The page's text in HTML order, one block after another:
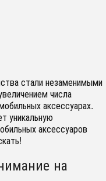
стали незаменимыми
числа
аксессуарах.
уникальную
аксессуаров
на